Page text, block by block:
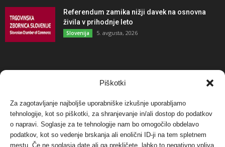
Piškotki
Za zagotavljanje najboljše uporabniške izkušnje uporabljamo
tehnologije, kot so piškotki, za shranjevanje in/ali dostop do podatkov
o napravi. Soglasje za te tehnologije nam bo omogočilo obdelavo
podatkov, kot so vedenje brskanja ali enolični ID-ji na tem spletnem
mestu. Če ne soglasja date ali ga prekličete, lahko to negativno vpliva
Referendum zamika nižji davek na osnovna
živila v prihodnje leto
Slovenija 5. avgusta, 2026
NAJBOLJ KOMENTIRANO
Protest proti vetrnim elektrarnam na Ojstrici, v
svetu pa vedno bolj...
Dogodki 12. maja, 2017